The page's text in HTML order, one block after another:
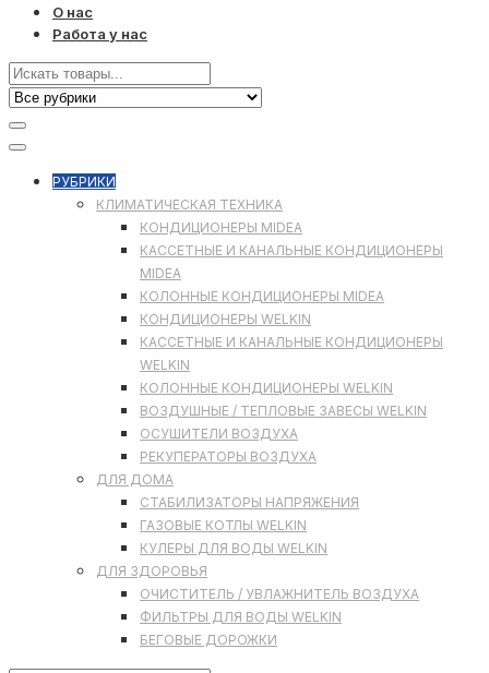
О нас
Работа у нас
РУБРИКИ
КЛИМАТИЧЕСКАЯ ТЕХНИКА
КОНДИЦИОНЕРЫ MIDEA
КАССЕТНЫЕ И КАНАЛЬНЫЕ КОНДИЦИОНЕРЫ
MIDEA
КОЛОННЫЕ КОНДИЦИОНЕРЫ MIDEA
КОНДИЦИОНЕРЫ WELKIN
КАССЕТНЫЕ И КАНАЛЬНЫЕ КОНДИЦИОНЕРЫ
WELKIN
КОЛОННЫЕ КОНДИЦИОНЕРЫ WELKIN
ВОЗДУШНЫЕ / ТЕПЛОВЫЕ ЗАВЕСЫ WELKIN
ОСУШИТЕЛИ ВОЗДУХА
РЕКУПЕРАТОРЫ ВОЗДУХА
ДЛЯ ДОМА
СТАБИЛИЗАТОРЫ НАПРЯЖЕНИЯ
ГАЗОВЫЕ КОТЛЫ WELKIN
КУЛЕРЫ ДЛЯ ВОДЫ WELKIN
ДЛЯ ЗДОРОВЬЯ
ОЧИСТИТЕЛЬ / УВЛАЖНИТЕЛЬ ВОЗДУХА
ФИЛЬТРЫ ДЛЯ ВОДЫ WELKIN
БЕГОВЫЕ ДОРОЖКИ